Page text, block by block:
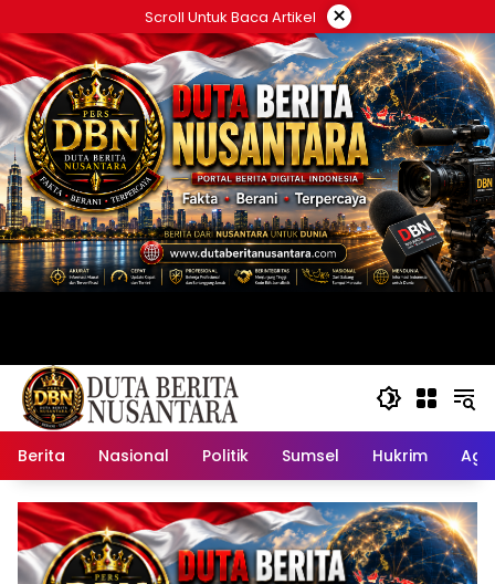
ke
konten
Scroll Untuk Baca Artikel ×
Berita Nasional Politik Sumsel Hukrim